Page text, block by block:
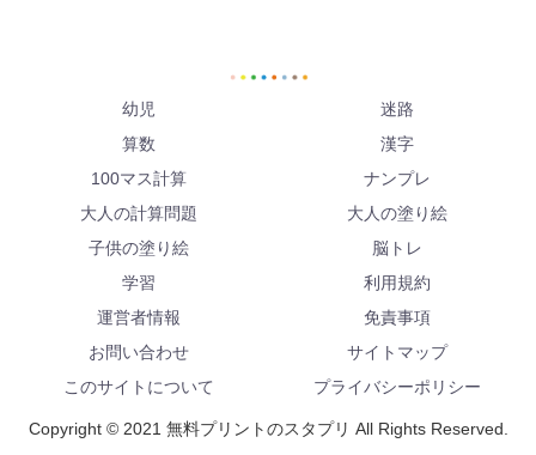
幼児
迷路
算数
漢字
100マス計算
ナンプレ
大人の計算問題
大人の塗り絵
子供の塗り絵
脳トレ
学習
利用規約
運営者情報
免責事項
お問い合わせ
サイトマップ
このサイトについて
プライバシーポリシー
Copyright © 2021 無料プリントのスタプリ All Rights Reserved.